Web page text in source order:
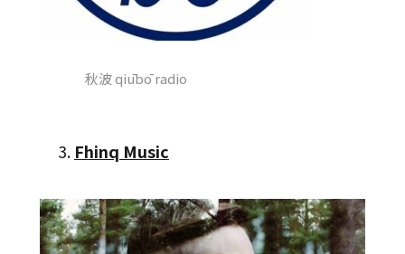
秋波 qiūbō radio
3. Fhinq Music